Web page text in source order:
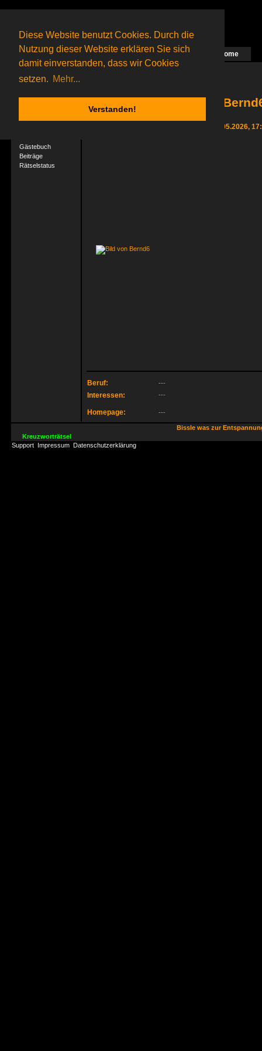
Diese Website benutzt Cookies. Durch die
Nutzung dieser Website erklären Sie sich
damit einverstanden, dass wir Cookies
setzen. Mehr...
Verstanden!
Das nächste Rätsel ist in Arbeit Home
23 Gagolganeronline(0 registrierte und 23 Gäste)
Gagolganer:
9732Rätsel online:
Gästebuch
Beiträge
Rätselstatus
Letzter Login 29.05.2026,
Beruf: ---
Interessen: ---
Homepage: ---
Bissle was zur
Kreuzworträtsel
Support Impressum Datenschutzerklärung